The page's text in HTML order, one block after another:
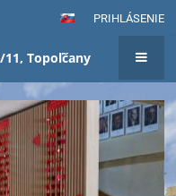
PRIHLÁSENIE
Topoľčany